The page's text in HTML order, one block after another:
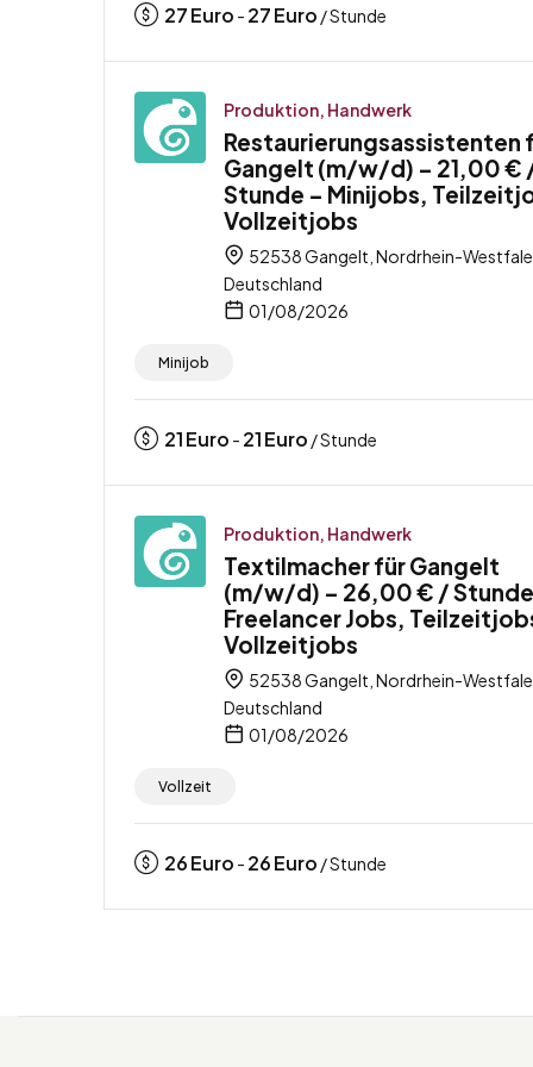
27Euro - 27Euro / Stunde
Produktion, Handwerk
Restaurierungsassistenten
Gangelt (m/w/d) – 21,00 €
Stunde – Minijobs,
Vollzeitjobs
52538 Gangelt, Nordrhein-
Deutschland
01/08/2026
Minijob
21Euro - 21Euro / Stunde
Produktion, Handwerk
Textilmacher für Gangelt
(m/w/d) – 26,00 € /
Freelancer Jobs,
Vollzeitjobs
52538 Gangelt, Nordrhein-
Deutschland
01/08/2026
Vollzeit
26Euro - 26Euro / Stunde